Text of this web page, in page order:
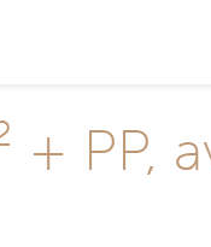
PP,